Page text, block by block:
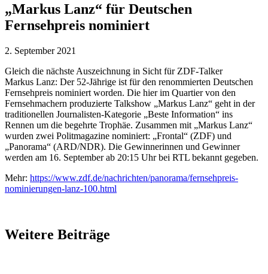
„Markus Lanz“ für Deutschen
Fernsehpreis nominiert
2. September 2021
Gleich die nächste Auszeichnung in Sicht für ZDF-Talker
Markus Lanz: Der 52-Jährige ist für den renommierten Deutschen
Fernsehpreis nominiert worden. Die hier im Quartier von den
Fernsehmachern produzierte Talkshow „Markus Lanz“ geht in der
traditionellen Journalisten-Kategorie „Beste Information“ ins
Rennen um die begehrte Trophäe. Zusammen mit „Markus Lanz“
wurden zwei Politmagazine nominiert: „Frontal“ (ZDF) und
„Panorama“ (ARD/NDR). Die Gewinnerinnen und Gewinner
werden am 16. September ab 20:15 Uhr bei RTL bekannt gegeben.
Mehr: https://www.zdf.de/nachrichten/panorama/fernsehpreis-
nominierungen-lanz-100.html
Weitere Beiträge